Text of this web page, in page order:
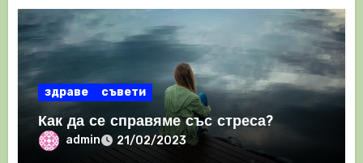
здраве съвети
Как да се справяме със стреса?
admin 21/02/2023